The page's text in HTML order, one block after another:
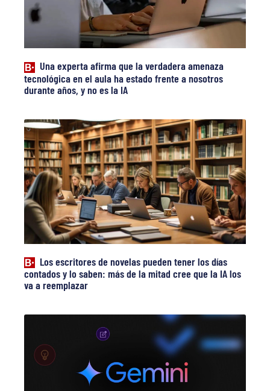
Una experta afirma que la verdadera amenaza
tecnológica en el aula ha estado frente a nosotros
durante años, y no es la IA
Los escritores de novelas pueden tener los días
contados y lo saben: más de la mitad cree que la IA los
va a reemplazar